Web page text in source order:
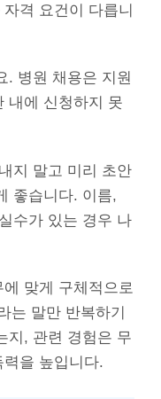
격 요건이 다릅니
. 병원 채용은 지원
내에 신청하지 못
지 말고 미리 초안
좋습니다. 이름,
수가 있는 경우 나
맞게 구체적으로
는 말만 반복하기
지, 관련 경험은 무
을 높입니다.